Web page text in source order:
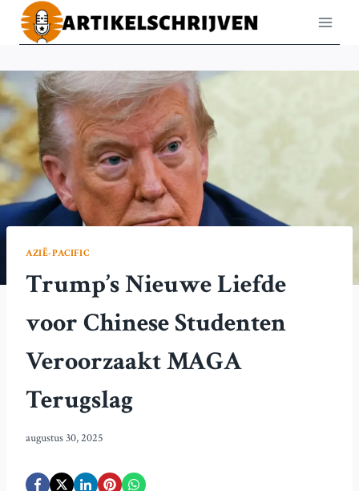
Doorgaan
naar
AZIË-PACIFIC
Trump’s Nieuwe Liefde
voor Chinese Studenten
Veroorzaakt MAGA
Terugslag
augustus 30, 2025